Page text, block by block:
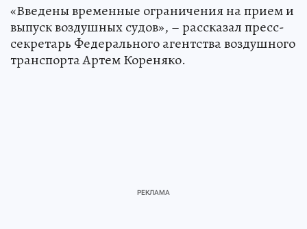
«Введены временные ограничения на прием и
выпуск воздушных судов», – рассказал пресс-
секретарь Федерального агентства воздушного
транспорта Артем Кореняко.